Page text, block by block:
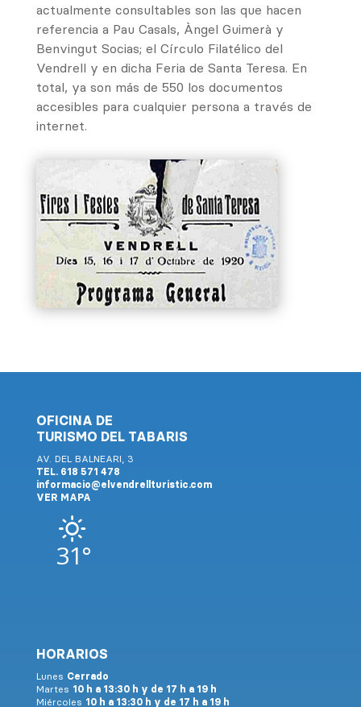
actualmente consultables son las que hacen
referencia a Pau Casals, Àngel Guimerà y
Benvingut Socias; el Círculo Filatélico del
Vendrell y en dicha Feria de Santa Teresa. En
total, ya son más de 550 los documentos
accesibles para cualquier persona a través de
internet.
OFICINA DE
TURISMO DEL TABARIS
AV. DEL BALNEARI, 3
TEL. 618 571 478
informacio@elvendrellturistic.com
VER MAPA
31°
HORARIOS
Lunes Cerrado
Martes 10 h a 13:30 h y de 17 h a 19 h
Miércoles 10 h a 13:30 h y de 17 h a 19 h